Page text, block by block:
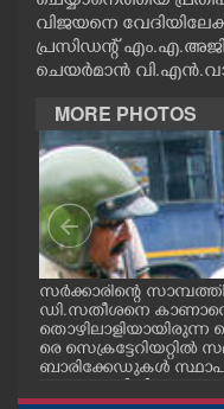
OPINION
PHOTOS
LIFESTYLE
SPIRITUAL
INFO+
വിജയനെ
പ്രസിഡന്റ്
ചെയർമാൻ
MORE PHOTOS
സർക്കാരിന്റെ
ഡി.സതീശനെ
തൊഴിലാളിയായിരുന്ന
രെ
ബാരിക്കേഡുകൾ